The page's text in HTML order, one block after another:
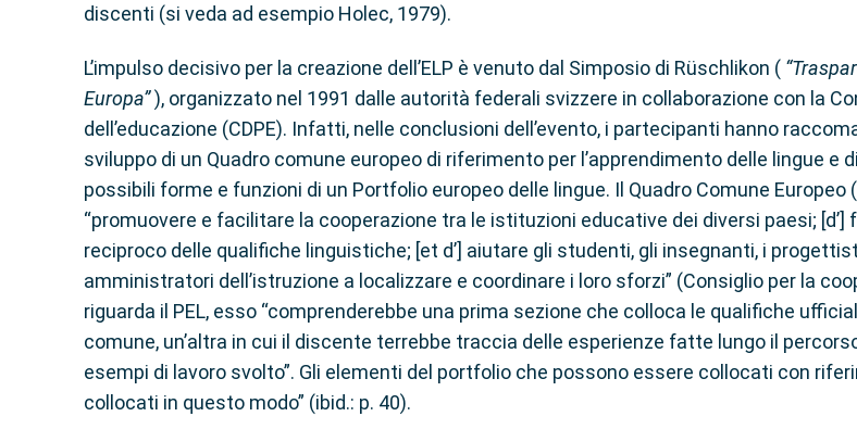
discenti (si veda ad esempio Holec, 1979).
L’impulso decisivo per la creazione dell’ELP è venuto dal Simposio di Rüschlikon (
Europa”), organizzato nel 1991 dalle autorità federali svizzere in collaborazione con la
dell’educazione (CDPE). Infatti, nelle conclusioni dell’evento, i partecipanti hanno
sviluppo di un Quadro comune europeo di riferimento per l’apprendimento delle lingue e
possibili forme e funzioni di un Portfolio europeo delle lingue. Il Quadro Comune Europeo
“promuovere e facilitare la cooperazione tra le istituzioni educative dei diversi paesi;
reciproco delle qualifiche linguistiche; [et d’] aiutare gli studenti, gli insegnanti, i
amministratori dell’istruzione a localizzare e coordinare i loro sforzi” (Consiglio per la
riguarda il PEL, esso “comprenderebbe una prima sezione che colloca le qualifiche
comune, un’altra in cui il discente terrebbe traccia delle esperienze fatte lungo il
esempi di lavoro svolto”. Gli elementi del portfolio che possono essere collocati con
collocati in questo modo” (ibid.: p. 40).